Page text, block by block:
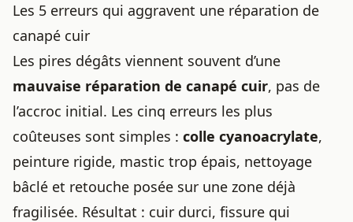
Les 5 erreurs qui aggravent une réparation de
canapé cuir
Les pires dégâts viennent souvent d’une
mauvaise réparation de canapé cuir, pas de
l’accroc initial. Les cinq erreurs les plus
coûteuses sont simples : colle cyanoacrylate,
peinture rigide, mastic trop épais, nettoyage
bâclé et retouche posée sur une zone déjà
fragilisée. Résultat : cuir durci, fissure qui